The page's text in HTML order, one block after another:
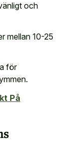
och
mellan 10-25
för
På